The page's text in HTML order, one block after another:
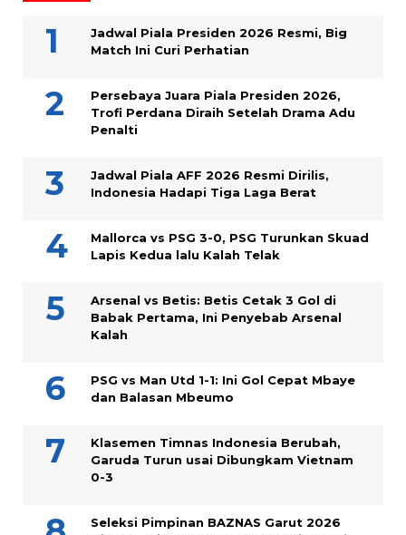
Jadwal Piala Presiden 2026 Resmi, Big
Match Ini Curi Perhatian
Persebaya Juara Piala Presiden 2026,
Trofi Perdana Diraih Setelah Drama Adu
Penalti
Jadwal Piala AFF 2026 Resmi Dirilis,
Indonesia Hadapi Tiga Laga Berat
Mallorca vs PSG 3-0, PSG Turunkan Skuad
Lapis Kedua lalu Kalah Telak
Arsenal vs Betis: Betis Cetak 3 Gol di
Babak Pertama, Ini Penyebab Arsenal
Kalah
PSG vs Man Utd 1-1: Ini Gol Cepat Mbaye
dan Balasan Mbeumo
Klasemen Timnas Indonesia Berubah,
Garuda Turun usai Dibungkam Vietnam
0-3
Seleksi Pimpinan BAZNAS Garut 2026